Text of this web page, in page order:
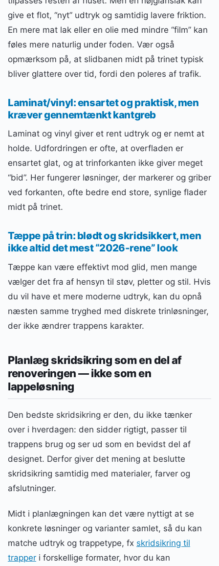
give et flot, “nyt” udtryk og samtidig lavere friktion.
En mere mat lak eller en olie med mindre “film” kan
føles mere naturlig under foden. Vær også
opmærksom på, at slidbanen midt på trinet typisk
bliver glattere over tid, fordi den poleres af trafik.
Laminat/vinyl: ensartet og praktisk, men
kræver gennemtænkt kantgreb
Laminat og vinyl giver et rent udtryk og er nemt at
holde. Udfordringen er ofte, at overfladen er
ensartet glat, og at trinforkanten ikke giver meget
“bid”. Her fungerer løsninger, der markerer og griber
ved forkanten, ofte bedre end store, synlige flader
midt på trinet.
Tæppe på trin: blødt og skridsikkert, men
ikke altid det mest “2026-rene” look
Tæppe kan være effektivt mod glid, men mange
vælger det fra af hensyn til støv, pletter og stil. Hvis
du vil have et mere moderne udtryk, kan du opnå
næsten samme tryghed med diskrete trinløsninger,
der ikke ændrer trappens karakter.
Planlæg skridsikring som en del af
renoveringen — ikke som en
lappeløsning
Den bedste skridsikring er den, du ikke tænker
over i hverdagen: den sidder rigtigt, passer til
trappens brug og ser ud som en bevidst del af
designet. Derfor giver det mening at beslutte
skridsikring samtidig med materialer, farver og
afslutninger.
Midt i planlægningen kan det være nyttigt at se
konkrete løsninger og varianter samlet, så du kan
matche udtryk og trappetype, fx skridsikring til
trapper i forskellige formater, hvor du kan